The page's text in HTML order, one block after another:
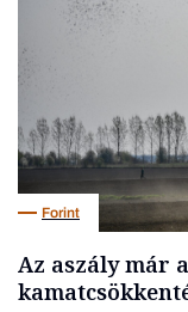
Forint
Az aszály már